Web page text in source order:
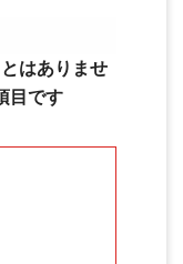
はありませ
目です